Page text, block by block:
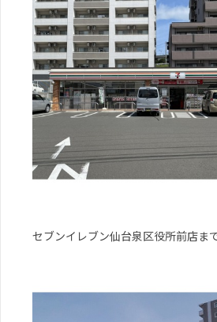
セブンイレブン仙台泉区役所前店ま